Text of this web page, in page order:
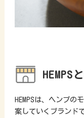
HEMPS
HEMPSは、ヘンプの
案していくブランドで